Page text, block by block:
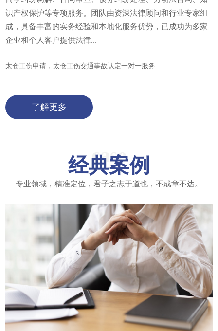
识产权保护等专项服务。团队由资深法律顾问和行业专家组
成，具备丰富的实务经验和本地化服务优势，已成功为多家
企业和个人客户提供法律...
太仓工伤申请，太仓工伤交通事故认定一对一服务
了解更多
case
经典案例
专业领域，精准定位，君子之志于道也，不成章不达。